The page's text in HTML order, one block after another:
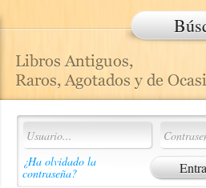
¿Ha olvidado la
contraseña?